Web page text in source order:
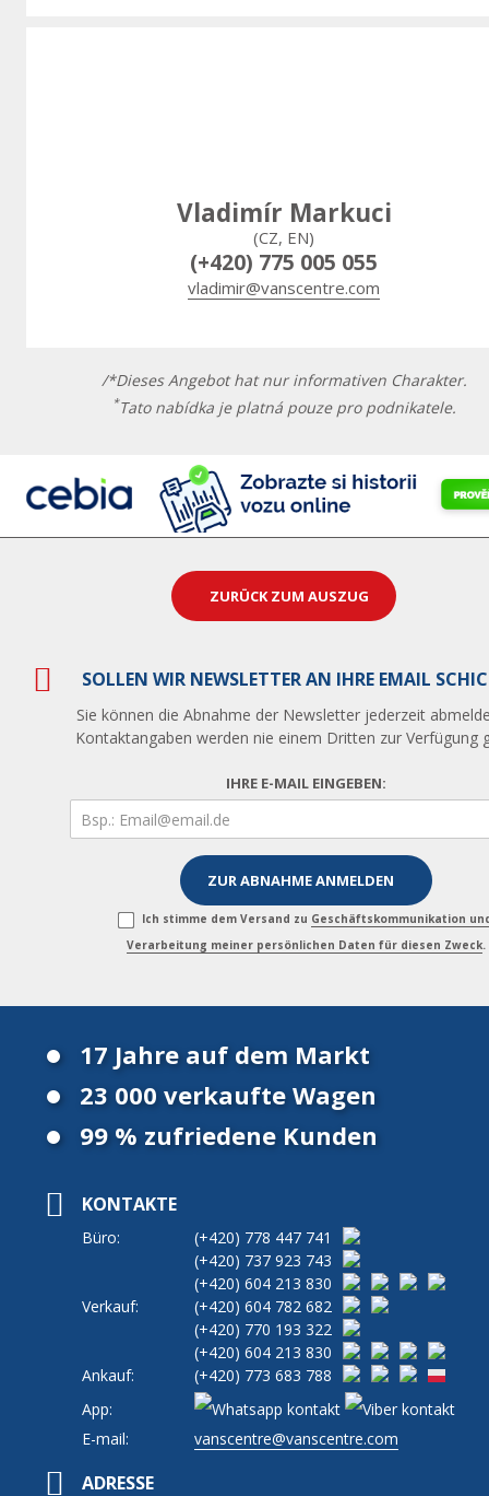
Vladimír Markuci
(CZ, EN)
(+420) 775 005 055
vladimir@vanscentre.com
/*Dieses Angebot hat nur informativen Charakter.
*Tato nabídka je platná pouze pro podnikatele.
ZURÜCK ZUM AUSZUG
SOLLEN WIR NEWSLETTER AN IHRE EMAIL
Sie können die Abnahme der Newsletter jederzeit
Kontaktangaben werden nie einem Dritten zur Verfügung
IHRE E-MAIL EINGEBEN:
Ich stimme dem Versand zu Geschäftskommunikation
Verarbeitung meiner persönlichen Daten für diesen Zweck.
17 Jahre auf dem Markt
23 000 verkaufte Wagen
99 % zufriedene Kunden
KONTAKTE
Büro: (+420) 778 447 741
(+420) 737 923 743
(+420) 604 213 830
Verkauf:
(+420) 604 782 682
(+420) 770 193 322
(+420) 604 213 830
Ankauf:
(+420) 773 683 788
App:
E-mail:
vanscentre@vanscentre.com
ADRESSE